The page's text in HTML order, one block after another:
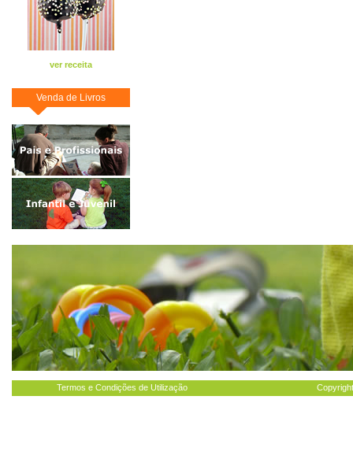
ver receita
Venda de Livros
Termos e Condições de Utilização